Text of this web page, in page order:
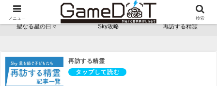
NerdBRAINゲーム支部 - ゲームドット -
聖なる星の日々 Sky攻略 再訪する精霊
再訪する精霊
メニュー 検索